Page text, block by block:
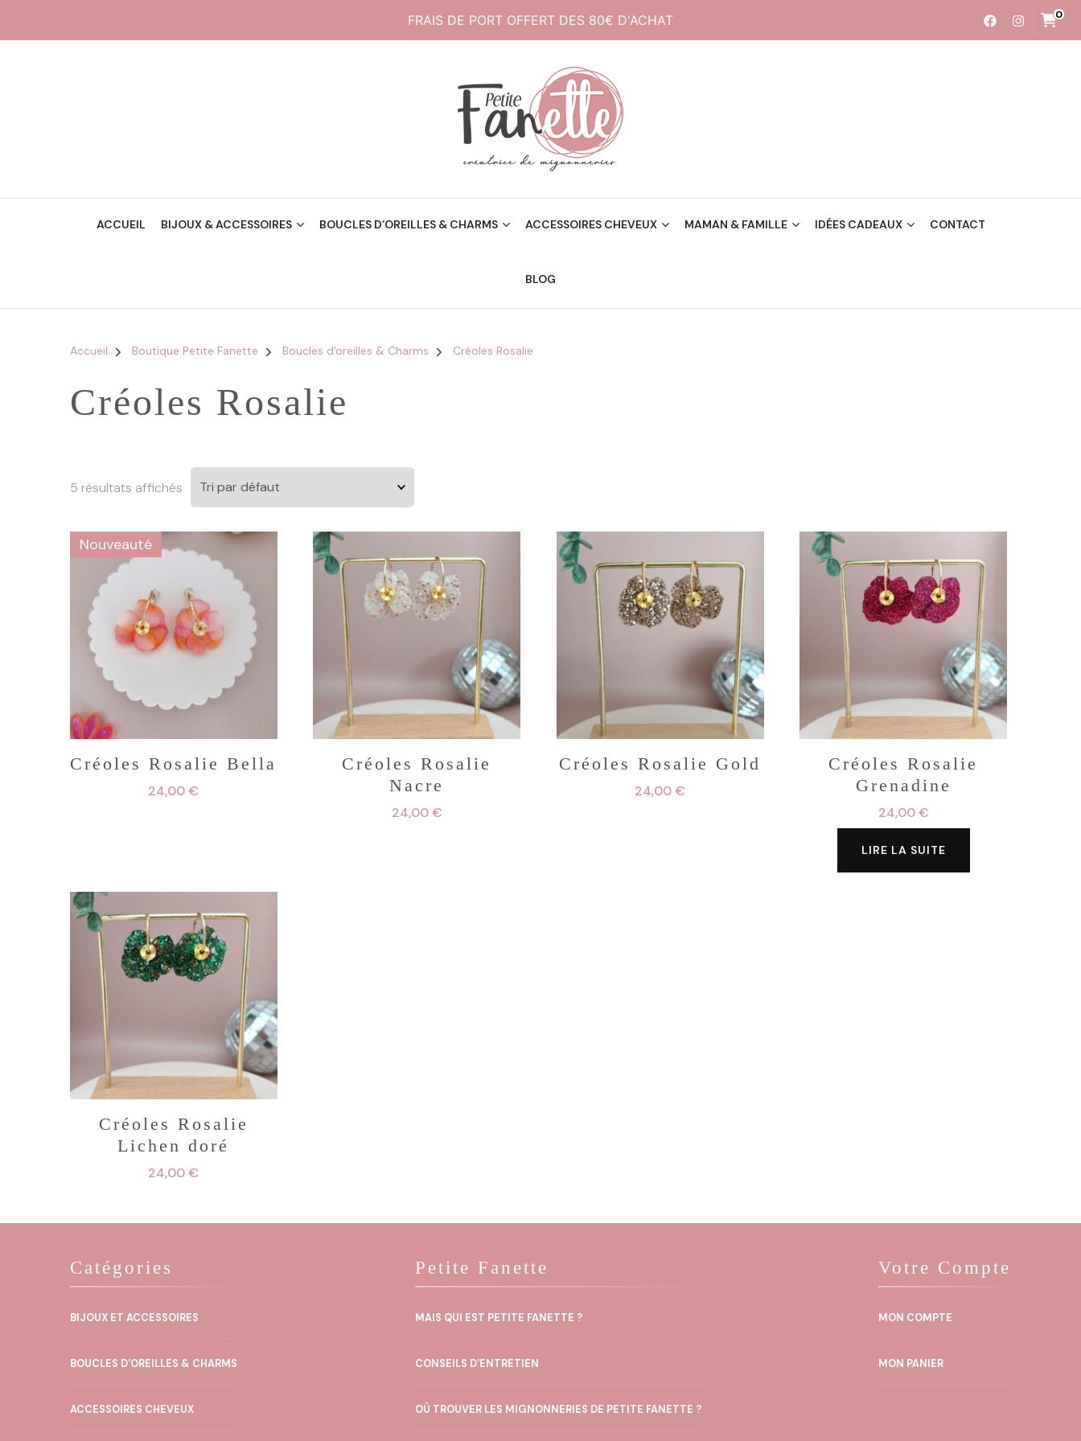
FRAIS DE PORT OFFERT DES 80€ D'ACHAT 0
Petite Fanette
Créatrice de mignonneries
ACCUEIL BIJOUX & ACCESSOIRES BOUCLES D’OREILLES & CHARMS ACCESSOIRES CHEVEUX MAMAN & FAMILLE IDÉES CADEAUX CONTACT
BLOG
Accueil Boutique Petite Fanette Boucles d'oreilles & Charms Créoles Rosalie
Créoles Rosalie
5 résultats affichés
Nouveauté
Créoles Rosalie Bella
24,00€
Créoles Rosalie
Nacre
24,00€
Créoles Rosalie Gold
24,00€
Créoles Rosalie
Grenadine
24,00€
LIRE LA SUITE
Créoles Rosalie
Lichen doré
24,00€
Catégories
BIJOUX ET ACCESSOIRES
BOUCLES D'OREILLES & CHARMS
ACCESSOIRES CHEVEUX
Petite Fanette
MAIS QUI EST PETITE FANETTE ?
CONSEILS D'ENTRETIEN
OÙ TROUVER LES MIGNONNERIES DE PETITE FANETTE ?
Votre Compte
MON COMPTE
MON PANIER